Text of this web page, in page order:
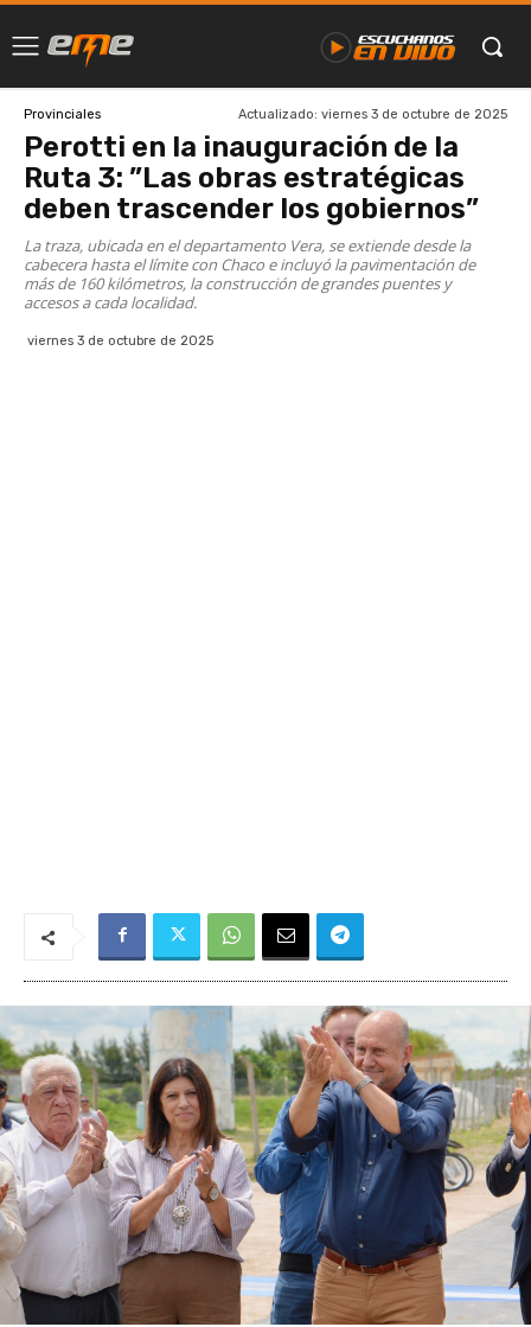
Provinciales Actualizado: viernes 3 de octubre de 2025
Perotti en la inauguración de la
Ruta 3: ”Las obras estratégicas
deben trascender los gobiernos”
La traza, ubicada en el departamento Vera, se extiende desde la
cabecera hasta el límite con Chaco e incluyó la pavimentación de
más de 160 kilómetros, la construcción de grandes puentes y
accesos a cada localidad.
viernes 3 de octubre de 2025